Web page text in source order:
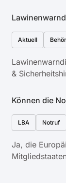
Aktuell
&
Können die
LBA Notruf
Ja, die